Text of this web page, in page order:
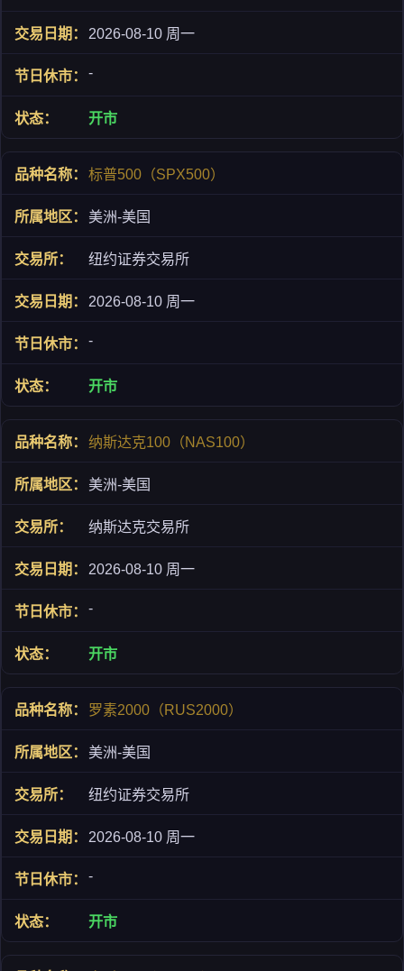
2026-08-10 周一
-
开市
标普500（SPX500）
美洲-美国
纽约证券交易所
2026-08-10 周一
-
开市
纳斯达克100（NAS100）
美洲-美国
纳斯达克交易所
2026-08-10 周一
-
开市
罗素2000（RUS2000）
美洲-美国
纽约证券交易所
2026-08-10 周一
-
开市